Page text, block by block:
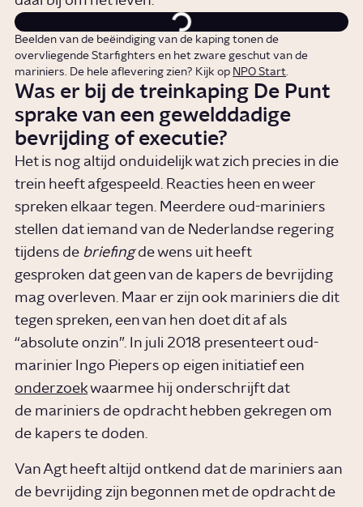
Beelden van de beëindiging van de kaping tonen de
overvliegende Starfighters en het zware geschut van de
mariniers. De hele aflevering zien? Kijk op NPO Start
Was er bij de treinkaping De Punt
sprake van een gewelddadige
bevrijding of executie?
Het is nog altijd onduidelijk wat zich precies in die
trein heeft afgespeeld. Reacties heen en weer
spreken elkaar tegen. Meerdere oud-mariniers
stellen dat iemand van de Nederlandse regering
tijdens de briefingde wens uit heeft
gesproken dat geen van de kapers de bevrijding
mag overleven. Maar er zijn ook mariniers die dit
tegen spreken, een van hen doet dit af als
“absolute onzin”. In juli 2018 presenteert oud-
marinier Ingo Piepers op eigen initiatief een
onderzoekwaarmee hij onderschrijft dat
de mariniers de opdracht hebben gekregen om
de kapers te doden.
Van Agt heeft altijd ontkend dat de mariniers aan
de bevrijding zijn begonnen met de opdracht de